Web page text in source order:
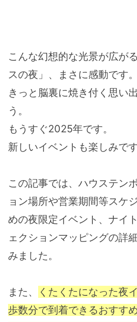
こんな幻想的な光景が広が
スの夜」、まさに感動です。
きっと脳裏に焼き付く思い
う。
もうすぐ2025年です。
新しいイベントも楽しみです
この記事では、ハウステン
ョン場所や営業期間等スケ
めの夜限定イベント、ナイ
ェクションマッピングの詳
みました。
また、
くたくたになった夜
歩数分で到着できるおすす